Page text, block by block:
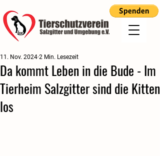
Da kommt Leben in die Bude - Im
Tierheim Salzgitter sind die Kitten
los
11. Nov. 2024 2 Min. Lesezeit